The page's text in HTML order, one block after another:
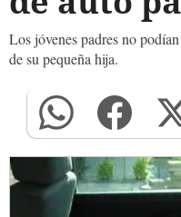
Los jóvenes padres no
de su pequeña hija.